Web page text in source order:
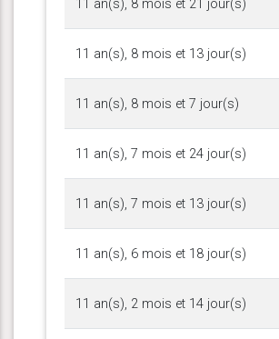
11 an(s), 8 mois et 21 jour(s)
11 an(s), 8 mois et 13 jour(s)
11 an(s), 8 mois et 7 jour(s)
11 an(s), 7 mois et 24 jour(s)
11 an(s), 7 mois et 13 jour(s)
11 an(s), 6 mois et 18 jour(s)
11 an(s), 2 mois et 14 jour(s)